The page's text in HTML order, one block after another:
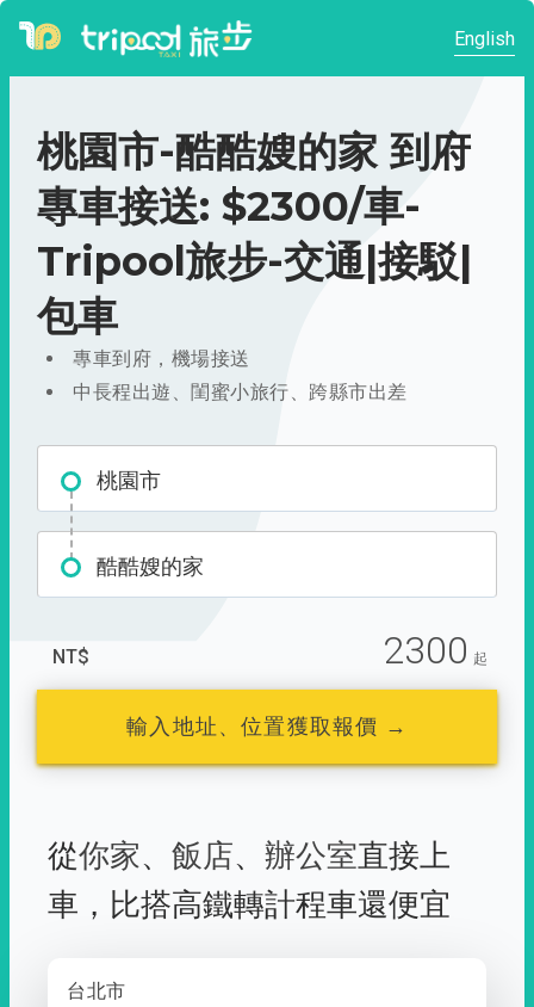
English
桃園市-酷酷嫂的家 到府
專車接送: $2300/車-
Tripool旅步-交通|接駁|
包車
專車到府，機場接送
中長程出遊、閨蜜小旅行、跨縣市出差
桃園市
酷酷嫂的家
NT$ 2300 起
輸入地址、位置獲取報價 →
從你家、 飯店、 辦公室直接上
車， 比搭高鐵轉計程車還便宜
台北市